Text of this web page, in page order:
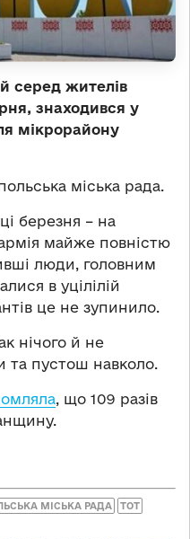
серед жителів
знаходився у
мікрорайону
міська рада.
березня – на
майже повністю
люди, головним
в уцілілій
це не зупинило.
нічого й не
та пустош навколо.
, що 109 разів
МІСЬКА РАДА ТОТ